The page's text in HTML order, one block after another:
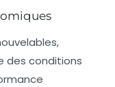
des conditions